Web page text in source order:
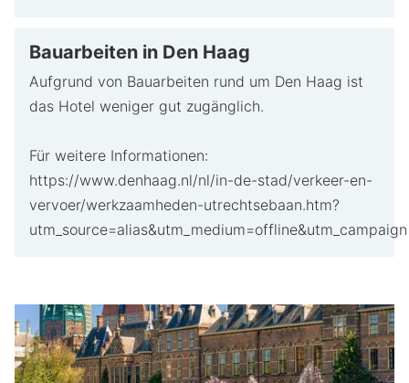
Bauarbeiten in Den Haag
Aufgrund von Bauarbeiten rund um Den Haag ist
das Hotel weniger gut zugänglich.
Für weitere Informationen:
https://www.denhaag.nl/nl/in-de-stad/verkeer-en-
vervoer/werkzaamheden-utrechtsebaan.htm?